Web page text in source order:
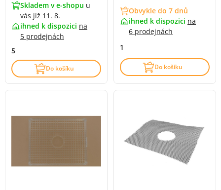
Skladem v e-shopu u
vás již 11. 8.
ihned k dispozici na
5 prodejnách
5
Do košíku
Obvykle do 7 dnů
ihned k dispozici na
6 prodejnách
1
Do košíku